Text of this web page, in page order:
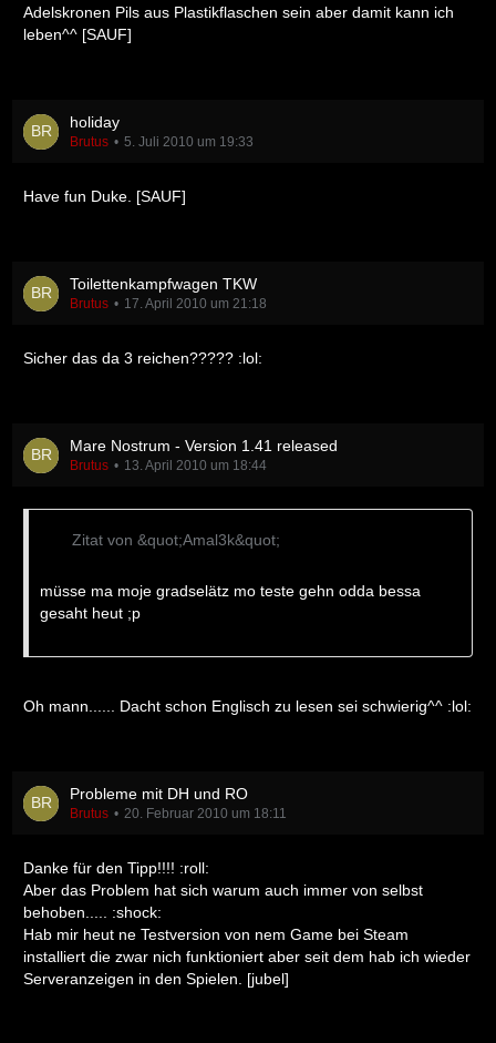
Adelskronen Pils aus Plastikflaschen sein aber damit kann ich
leben^^ [SAUF]
holiday
Brutus 5. Juli 2010 um 19:33
Have fun Duke. [SAUF]
Toilettenkampfwagen TKW
Brutus 17. April 2010 um 21:18
Sicher das da 3 reichen????? :lol:
Mare Nostrum - Version 1.41 released
Brutus 13. April 2010 um 18:44
Zitat von &quot;Amal3k&quot;
müsse ma moje gradselätz mo teste gehn odda bessa
gesaht heut ;p
Oh mann...... Dacht schon Englisch zu lesen sei schwierig^^ :lol:
Probleme mit DH und RO
Brutus 20. Februar 2010 um 18:11
Danke für den Tipp!!!! :roll:
Aber das Problem hat sich warum auch immer von selbst
behoben..... :shock:
Hab mir heut ne Testversion von nem Game bei Steam
installiert die zwar nich funktioniert aber seit dem hab ich wieder
Serveranzeigen in den Spielen. [jubel]